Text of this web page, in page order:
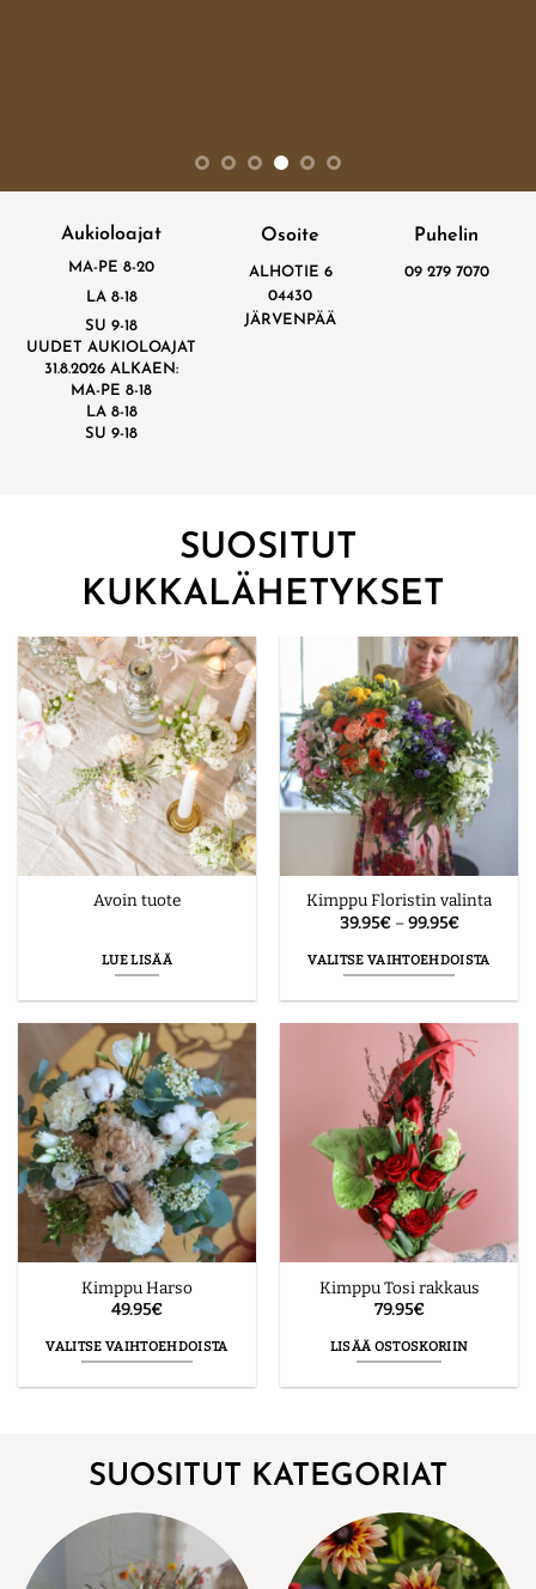
Aukioloajat
MA-PE 8-20
LA 8-18
SU 9-18
UUDET AUKIOLOAJAT
31.8.2026 ALKAEN:
MA-PE 8-18
LA 8-18
SU 9-18
Osoite
ALHOTIE 6
04430
JÄRVENPÄÄ
Puhelin
09 279 7070
SUOSITUT
KUKKALÄHETYKSET
Avoin tuote
LUE LISÄÄ
Kimppu Floristin valinta
39.95€ – 99.95€
-
99.95€
VALITSE VAIHTOEHDOISTA
on
useampi
muunnelma.
Voit
tehdä
valinnat
tuotteen
sivulla.
Kimppu Harso
49.95€
VALITSE VAIHTOEHDOISTA
muunnelma.
tehdä
valinnat
tuotteen
Kimppu Tosi rakkaus
79.95€
LISÄÄ OSTOSKORIIN
SUOSITUT KATEGORIAT